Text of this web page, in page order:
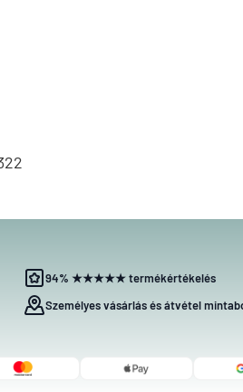
94% ★★★★★ termékértékelés
Személyes vásárlás és átvétel